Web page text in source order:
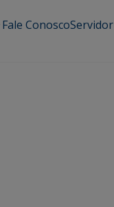
Fale ConoscoServidor